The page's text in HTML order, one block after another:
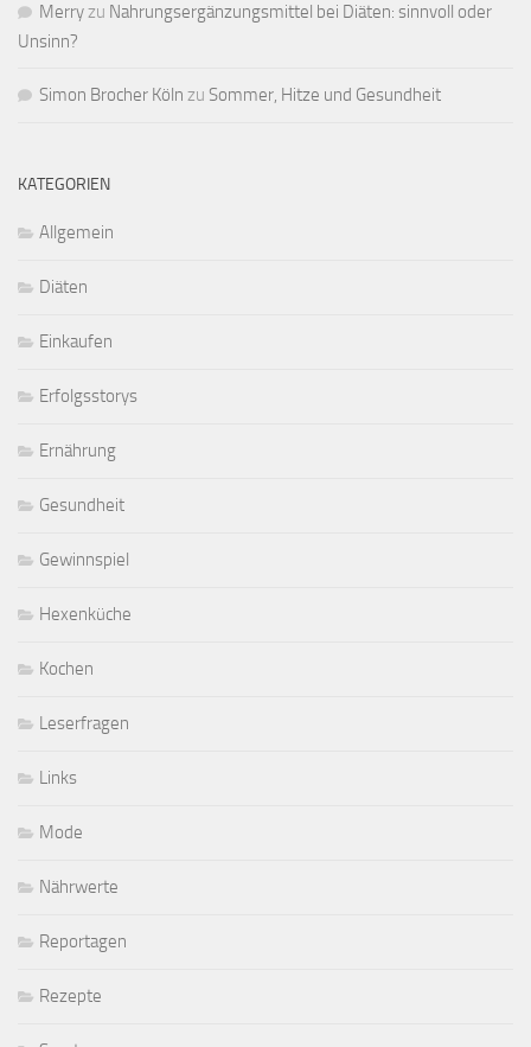
Merryzu Nahrungsergänzungsmittel bei Diäten: sinnvoll oder
Unsinn?
Simon Brocher Köln zu Sommer, Hitze und Gesundheit
KATEGORIEN
Allgemein
Diäten
Einkaufen
Erfolgsstorys
Ernährung
Gesundheit
Gewinnspiel
Hexenküche
Kochen
Leserfragen
Links
Mode
Nährwerte
Reportagen
Rezepte